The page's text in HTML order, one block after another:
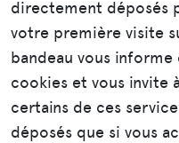
directement déposés
votre première visite
bandeau vous
cookies et vous invite
certains de ces
déposés que si vous